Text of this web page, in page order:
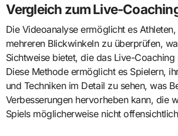
Vergleich zum Live-
Die Videoanalyse ermöglicht es
mehreren Blickwinkeln zu überprüfen,
Sichtweise bietet, die das Live-
Diese Methode ermöglicht es Spielern,
und Techniken im Detail zu sehen, was
Verbesserungen hervorheben kann, die
Spiels möglicherweise nicht